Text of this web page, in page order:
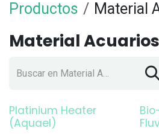
Productos Material
Material Acuarios
¡OFERTA!
Platinium Heater
(Aquael)